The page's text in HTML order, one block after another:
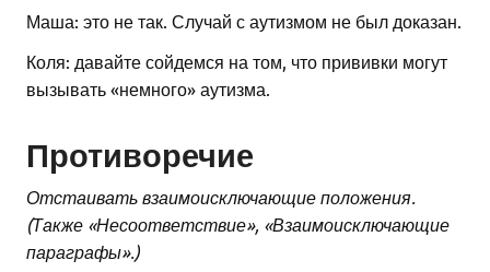
Маша: это не так. Случай с аутизмом не был доказан.
Коля: давайте сойдемся на том, что прививки могут
вызывать «немного» аутизма.
Противоречие
Отстаивать взаимоисключающие положения.
(Также «Несоответствие», «Взаимоисключающие
параграфы».)